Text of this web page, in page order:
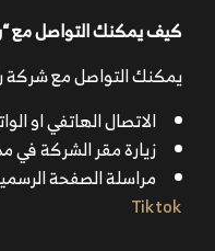
كيف يمكنك التواصل مع
يمكنك التواصل مع شركة
الاتصال الهاتفي او الواتساب:
زيارة مقر الشركة في
مراسلة الصفحة
Tiktok